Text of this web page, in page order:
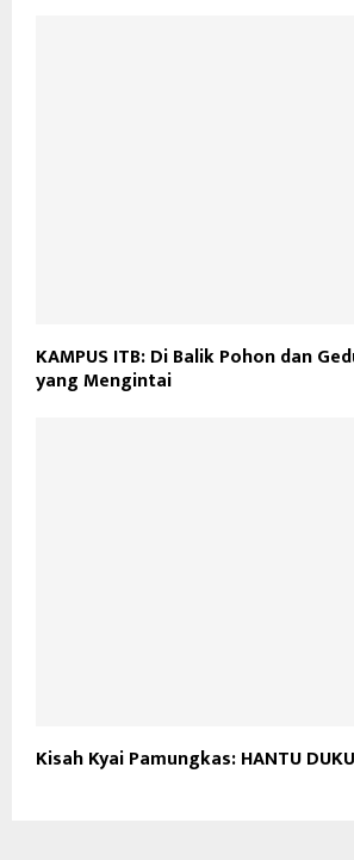
KAMPUS ITB: Di Balik Pohon dan
yang Mengintai
Kisah Kyai Pamungkas: HANTU